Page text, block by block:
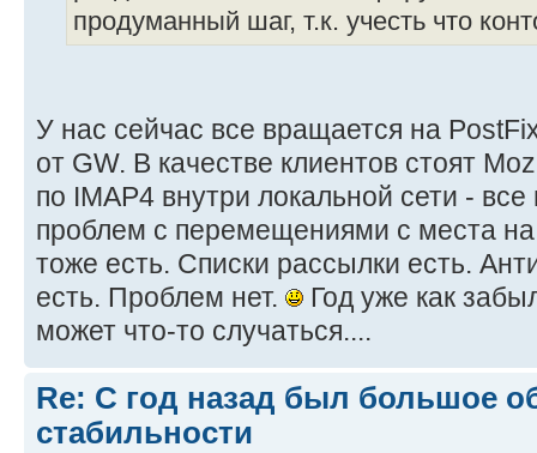
продуманный шаг, т.к. учесть что
У нас сейчас все вращается на
от GW. В качестве клиентов стоят
по IMAP4 внутри локальной сети -
проблем с перемещениями с места
тоже есть. Списки рассылки есть.
есть. Проблем нет.
Год уже как
может что-то случаться....
Re: С год назад был большое
стабильности